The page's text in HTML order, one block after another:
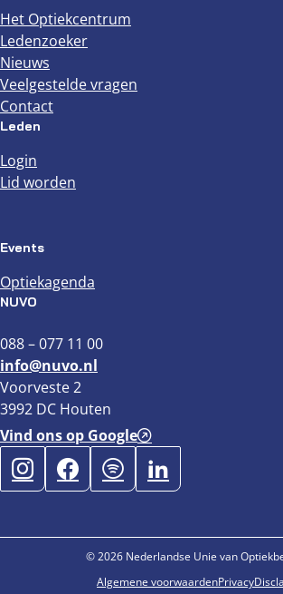
Het Optiekcentrum
Ledenzoeker
Nieuws
Veelgestelde vragen
Contact
Leden
Login
Lid worden
Events
Optiekagenda
NUVO
088 – 077 11 00
info@nuvo.nl
Voorveste 2
3992 DC Houten
Vind ons op Google
© 2026 Nederlandse Unie van
Algemene voorwaardenPrivacy